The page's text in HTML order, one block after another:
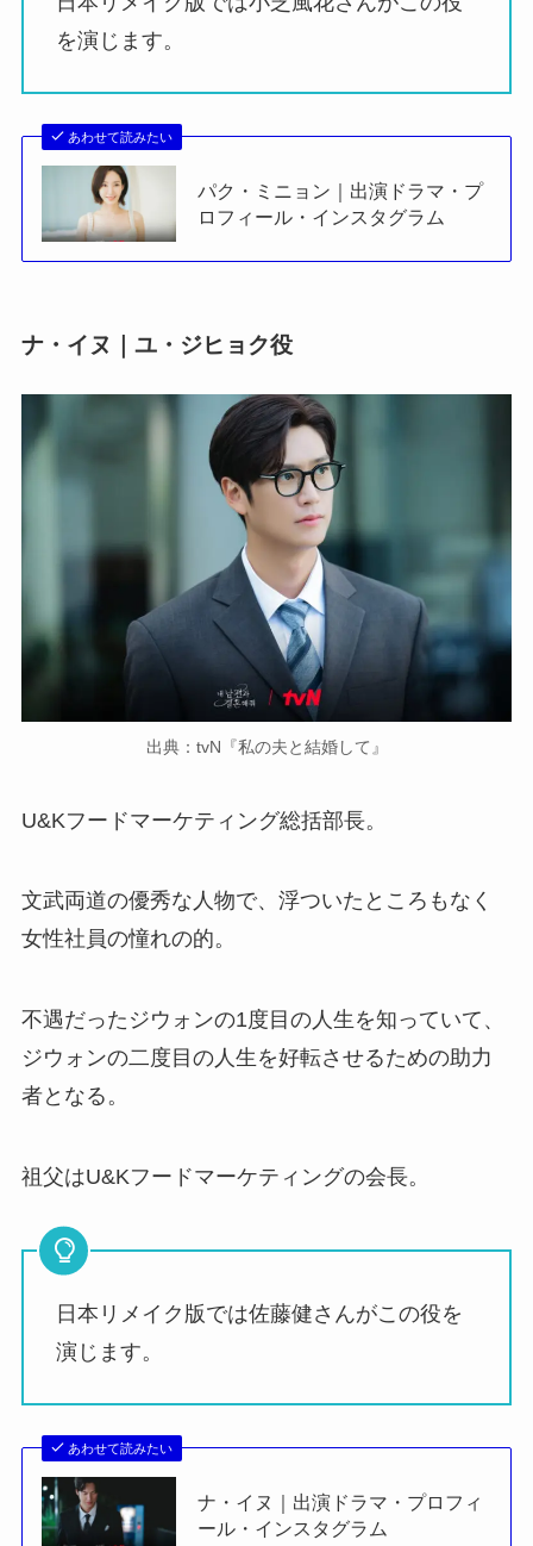
を演じます。
あわせて読みたい
パク・ミニョン｜出演ドラマ・プ
ロフィール・インスタグラム
ナ・イヌ｜ユ・ジヒョク役
出典：tvN『私の夫と結婚して』
U&Kフードマーケティング総括部長。
文武両道の優秀な人物で、浮ついたところもなく
女性社員の憧れの的。
不遇だったジウォンの1度目の人生を知っていて、
ジウォンの二度目の人生を好転させるための助力
者となる。
祖父はU&Kフードマーケティングの会長。
日本リメイク版では佐藤健さんがこの役を
演じます。
あわせて読みたい
ナ・イヌ｜出演ドラマ・プロフィ
ール・インスタグラム